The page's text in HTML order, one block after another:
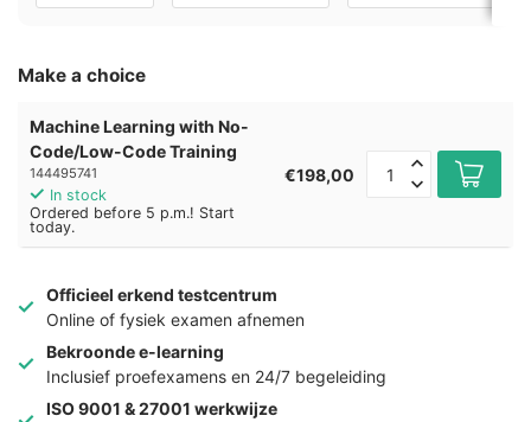
Make a choice
Machine Learning with No-
Code/Low-Code Training
144495741
In stock
Ordered before 5 p.m.! Start
today.
€198,00
Officieel erkend testcentrum
Online of fysiek examen afnemen
Bekroonde e-learning
Inclusief proefexamens en 24/7 begeleiding
ISO 9001 & 27001 werkwijze